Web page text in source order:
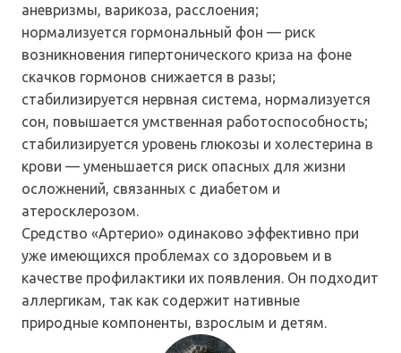
аневризмы, варикоза, расслоения;
нормализуется гормональный фон — риск
возникновения гипертонического криза на фоне
скачков гормонов снижается в разы;
стабилизируется нервная система, нормализуется
сон, повышается умственная работоспособность;
стабилизируется уровень глюкозы и холестерина в
крови — уменьшается риск опасных для жизни
осложнений, связанных с диабетом и
атеросклерозом.
Средство «Артерио» одинаково эффективно при
уже имеющихся проблемах со здоровьем и в
качестве профилактики их появления. Он подходит
аллергикам, так как содержит нативные
природные компоненты, взрослым и детям.